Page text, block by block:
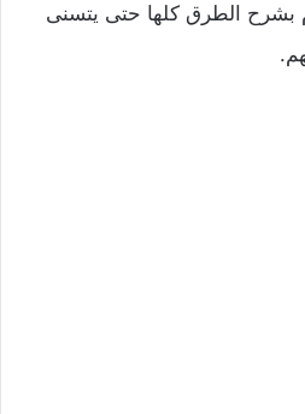
الطرق كلها حتى يتسنى